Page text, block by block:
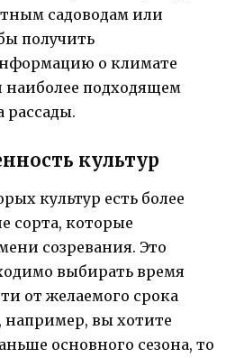
садоводам или
получить
о климате
подходящем
рассады.
культур
культур есть более
сорта, которые
созревания. Это
выбирать время
от желаемого срока
например, вы хотите
основного сезона, то